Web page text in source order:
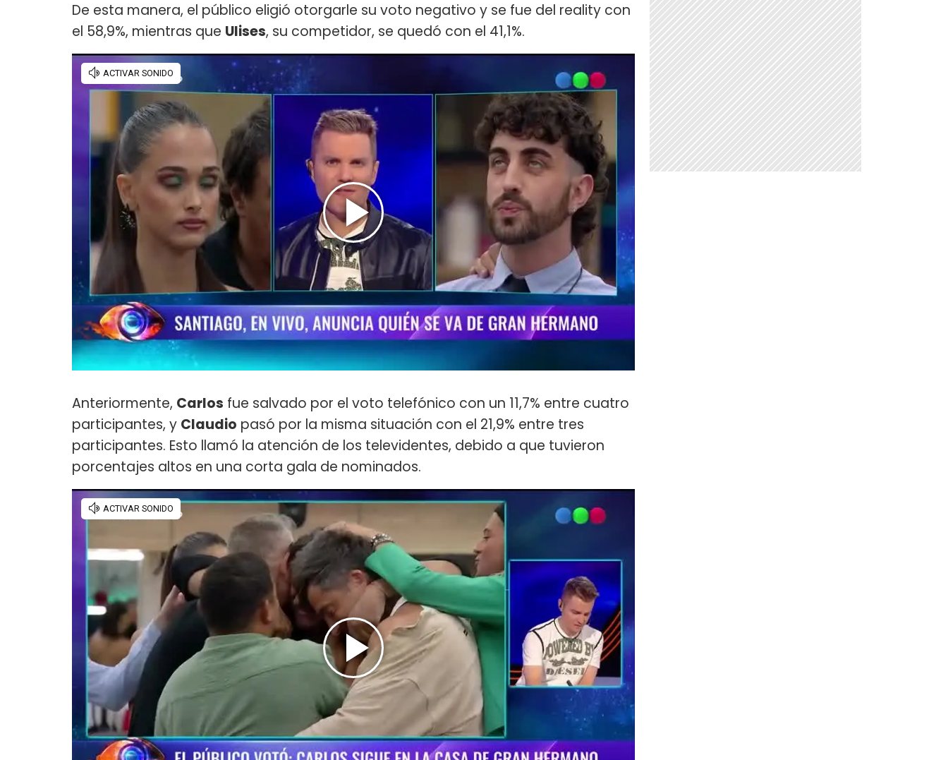
De esta manera, el público eligió otorgarle su voto negativo y se fue del reality con
el 58,9%, mientras que Ulises, su competidor, se quedó con el 41,1%.
Anteriormente, Carlos fue salvado por el voto telefónico con un 11,7% entre cuatro
participantes, y Claudio pasó por la misma situación con el 21,9% entre tres
participantes. Esto llamó la atención de los televidentes, debido a que tuvieron
porcentajes altos en una corta gala de nominados.